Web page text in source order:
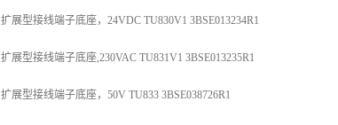
扩展型接线端子底座，24VDC TU830V1 3BSE013234R1
扩展型接线端子底座,230VAC TU831V1 3BSE013235R1
扩展型接线端子底座，50V TU833 3BSE038726R1